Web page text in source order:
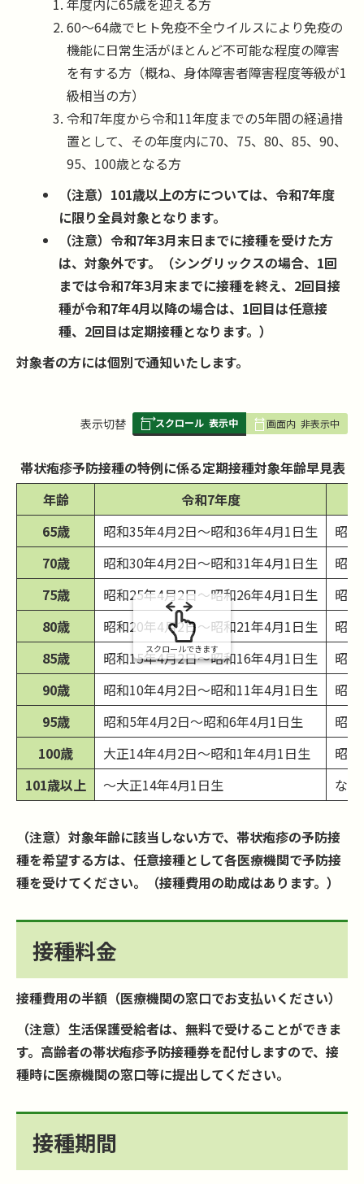
60～64歳でヒト免疫不全ウイルスにより免疫の
機能に日常生活がほとんど不可能な程度の障害
を有する方（概ね、身体障害者障害程度等級が1
級相当の方）
令和7年度から令和11年度までの5年間の経過措
置として、その年度内に70、75、80、85、90、
95、100歳となる方
（注意）101歳以上の方については、令和7年度
に限り全員対象となります。
（注意）令和7年3月末日までに接種を受けた方
は、対象外です。（シングリックスの場合、1回
までは令和7年3月末までに接種を終え、2回目接
種が令和7年4月以降の場合は、1回目は任意接
種、2回目は定期接種となります。）
対象者の方には個別で通知いたします。
表
み
の
表示切替 スクロール 表示中 画面内 非表示中
帯状疱疹予防接種の特例に係る定期接種対象年齢早見表
年齢
令和7年度
65歳
昭和35年4月2日～昭和36年4月1日生
昭
70歳
昭和30年4月2日～昭和31年4月1日生
昭
75歳
昭和25年4月2日～昭和26年4月1日生
昭
80歳
昭和20年4月2日～昭和21年4月1日生
昭
85歳
昭和15年4月2日～昭和16年4月1日生
昭
90歳
昭和10年4月2日～昭和11年4月1日生
昭
95歳
昭和5年4月2日～昭和6年4月1日生
昭
100歳
大正14年4月2日～昭和1年4月1日生
昭
101歳以上
～大正14年4月1日生 なし
スクロールできます
（注意）対象年齢に該当しない方で、帯状疱疹の予防接
種を希望する方は、任意接種として各医療機関で予防接
種を受けてください。（接種費用の助成はあります。）
接種料金
接種費用の半額（医療機関の窓口でお支払いください）
（注意）生活保護受給者は、無料で受けることができま
す。高齢者の帯状疱疹予防接種券を配付しますので、接
種時に医療機関の窓口等に提出してください。
接種期間